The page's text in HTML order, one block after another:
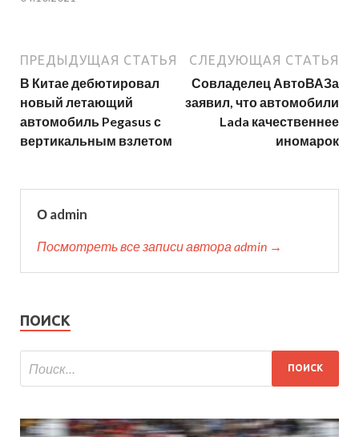
ПРЕДЫДУЩАЯ СТАТЬЯ
В Китае дебютировал
новый летающий
автомобиль Pegasus с
вертикальным взлетом
СЛЕДУЮЩАЯ СТАТЬЯ
Совладелец АвтоВАЗа
заявил, что автомобили
Lada качественнее
иномарок
О admin
Посмотреть все записи автора admin →
ПОИСК